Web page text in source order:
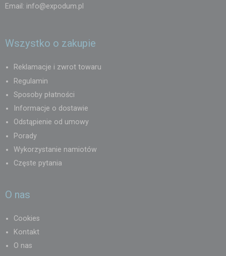
Email: info@expodum.pl
Wszystko o zakupie
Reklamacje i zwrot towaru
Regulamin
Sposoby płatności
Informacje o dostawie
Odstąpienie od umowy
Porady
Wykorzystanie namiotów
Częste pytania
O nas
Cookies
Kontakt
O nas